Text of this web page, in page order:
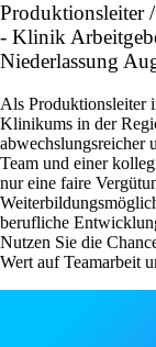
Produktionsleiter
- Klinik
Niederlassung
Als Produktionsleiter
Klinikums in der
abwechslungsreicher
Team und einer
nur eine faire
berufliche
Nutzen Sie die
Wert auf Teamarbeit